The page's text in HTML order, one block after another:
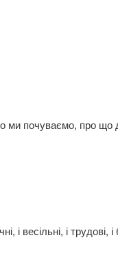
ми почуваємо, про що
і весільні, і трудові, і